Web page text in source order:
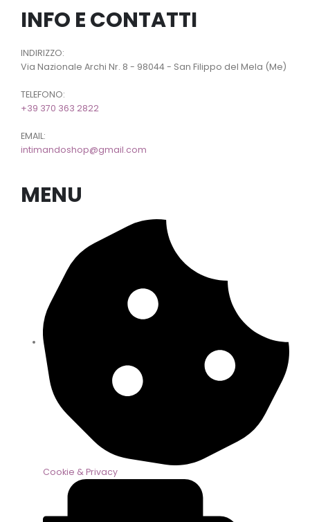
INFO E CONTATTI
INDIRIZZO:
Via Nazionale Archi Nr. 8 - 98044 - San Filippo del Mela (Me)
TELEFONO:
+39 370 363 2822
EMAIL:
intimandoshop@gmail.com
MENU
Cookie & Privacy